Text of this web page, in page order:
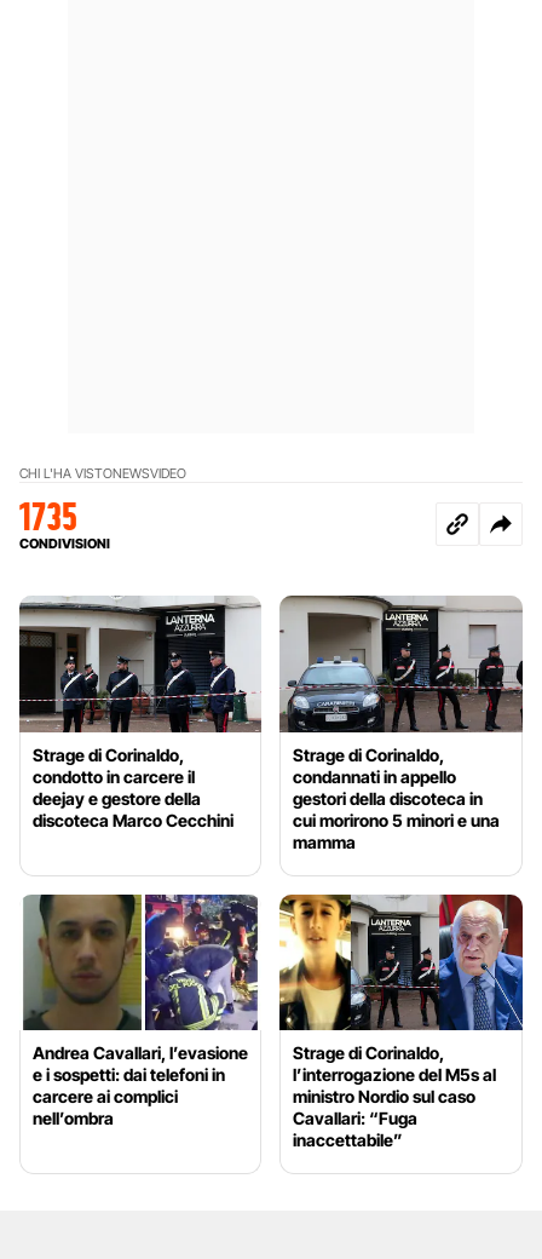
CHI L'HA VISTONEWSVIDEO
1735
CONDIVISIONI
Strage di Corinaldo,
condotto in carcere il
deejay e gestore della
discoteca Marco Cecchini
Strage di Corinaldo,
condannati in appello
gestori della discoteca in
cui morirono 5 minori e una
mamma
Andrea Cavallari, l’evasione
e i sospetti: dai telefoni in
carcere ai complici
nell’ombra
Strage di Corinaldo,
l’interrogazione del M5s al
ministro Nordio sul caso
Cavallari: “Fuga
inaccettabile”